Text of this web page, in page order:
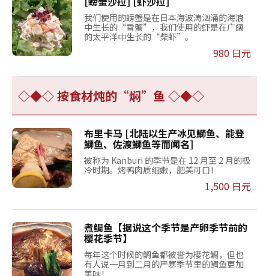
我们使用的螃蟹是在日本海波涛汹涌的海浪
中生长的“雪蟹”，我们使用的虾是在广阔
的太平洋中生长的“柴虾”。
980 日元
◇◆◇ 按食材炖的“焖”鱼 ◇◆◇
布里卡马 [北陆以生产冰见鰤鱼、能登
鰤鱼、佐渡鰤鱼等而闻名]
被称为 Kanburi 的季节是在 12 月至 2 月的极
冷时期。烤鸭肉质细嫩，肥美可口！
1,500 日元
煮鲷鱼【据说这个季节是产卵季节前的
樱花季节】
每年这个时候的鲷鱼都被誉为樱花鲷，但也
有人说一月到二月的严寒季节里的鲷鱼更加
美味！